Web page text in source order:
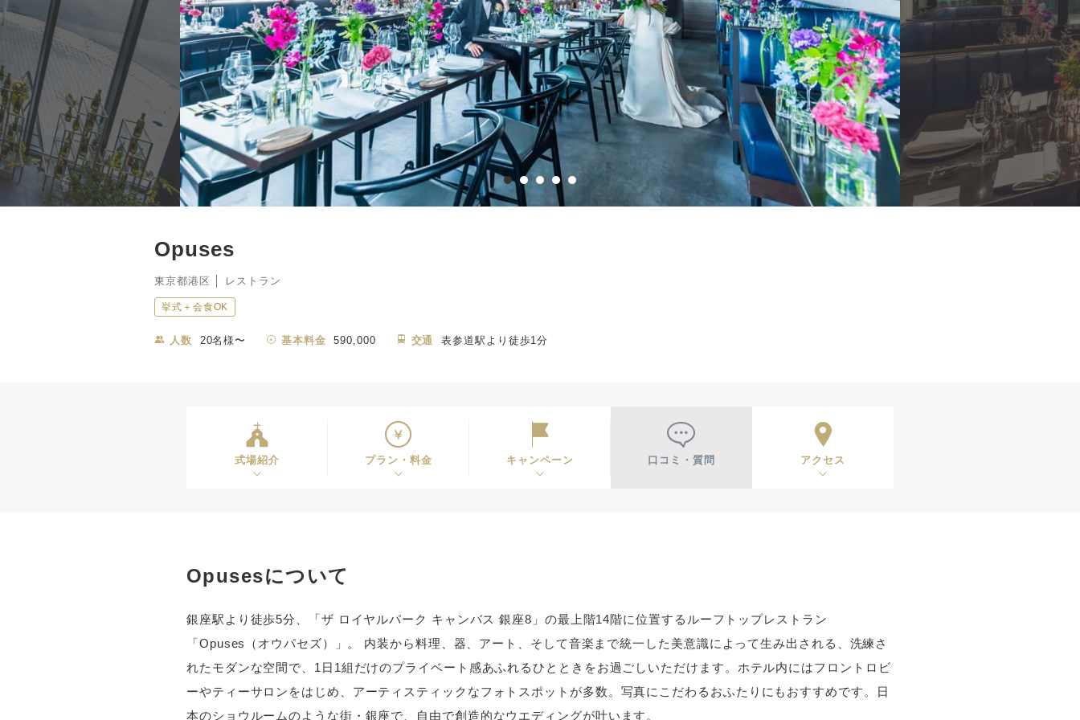
Opuses
東京都港区 │ レストラン
挙式＋会食OK
人数 20名様〜 基本料金 590,000 交通 表参道駅より徒歩1分
式場紹介 プラン・料金 キャンペーン 口コミ・質問 アクセス
Opusesについて
銀座駅より徒歩5分、「ザ ロイヤルパーク キャンバス 銀座8」の最上階14階に位置するルーフトップレストラン
「Opuses（オウパセズ）」。 内装から料理、器、アート、そして音楽まで統一した美意識によって生み出される、洗練さ
れたモダンな空間で、1日1組だけのプライベート感あふれるひとときをお過ごしいただけます。ホテル内にはフロントロビ
ーやティーサロンをはじめ、アーティスティックなフォトスポットが多数。写真にこだわるおふたりにもおすすめです。日
本のショウルームのような街・銀座で、自由で創造的なウエディングが叶います。